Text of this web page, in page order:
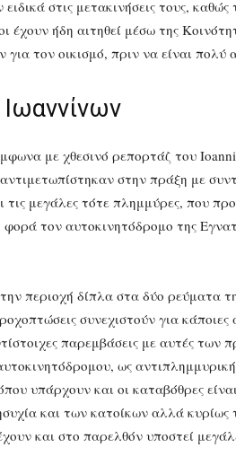
στις μετακινήσεις τους,
έχουν ήδη αιτηθεί μέσω της
τον οικισμό, πριν να είναι πολύ
με χθεσινό ρεπορτάζ του
στην πράξη με
τις μεγάλες τότε πλημμύρες, που
τον αυτοκινητόδρομο της
περιοχή δίπλα στα δύο ρεύματα
συνεχιστούν για
παρεμβάσεις με αυτές των
ως
υπάρχουν και οι καταβόθρες
και των κατοίκων αλλά
έχουν και στο παρελθόν υποστεί